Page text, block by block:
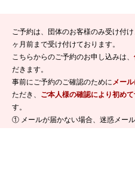
ご予約は、団体のお客様のみ受け付
ヶ月前まで受け付けております。
こちらからのご予約のお申し込みは、
だきます。
事前にご予約のご確認のためにメー
ただき、 ご本人様の確認により初め
す。
① メールが届かない場合、迷惑メー